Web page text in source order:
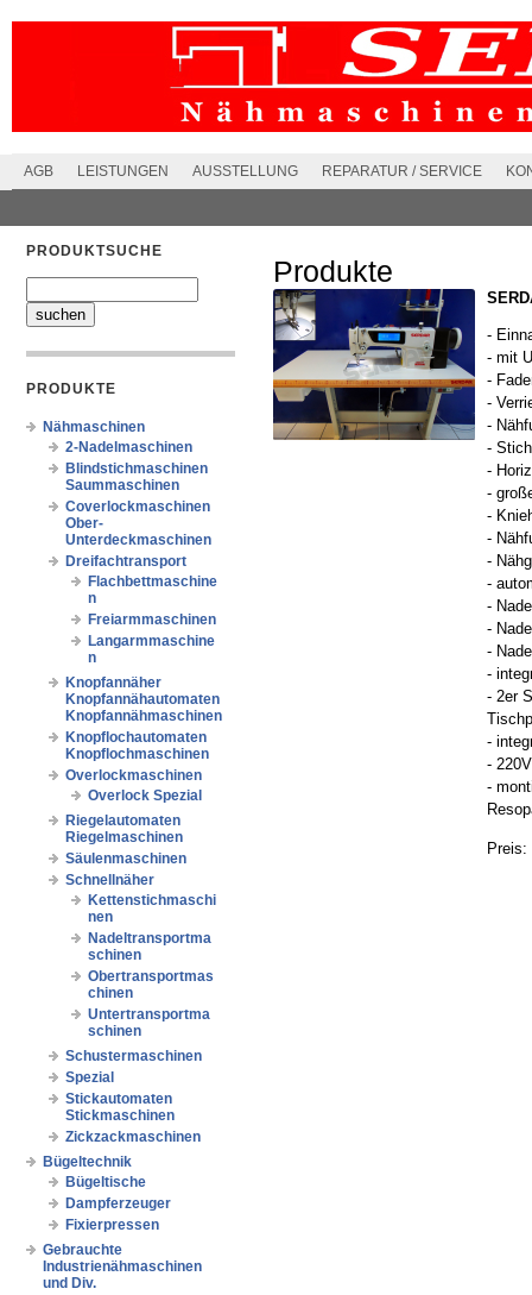
AGB LEISTUNGEN AUSSTELLUNG REPARATUR / SERVICE
PRODUKTSUCHE
PRODUKTE
Nähmaschinen
2-Nadelmaschinen
Blindstichmaschinen
Saummaschinen
Coverlockmaschinen
Ober-
Unterdeckmaschinen
Dreifachtransport
Flachbettmaschine
n
Freiarmmaschinen
Langarmmaschine
n
Knopfannäher
Knopfannähautomaten
Knopfannähmaschinen
Knopflochautomaten
Knopflochmaschinen
Overlockmaschinen
Overlock Spezial
Riegelautomaten
Riegelmaschinen
Säulenmaschinen
Schnellnäher
Kettenstichmaschi
nen
Nadeltransportma
schinen
Obertransportmas
chinen
Untertransportma
schinen
Schustermaschinen
Spezial
Stickautomaten
Stickmaschinen
Zickzackmaschinen
Bügeltechnik
Bügeltische
Dampferzeuger
Fixierpressen
Gebrauchte
Industrienähmaschinen
und Div.
Produkte
-
- mit
-
-
-
-
-
-
-
-
-
-
-
-
-
-
- 2er
-
-
-
Preis: